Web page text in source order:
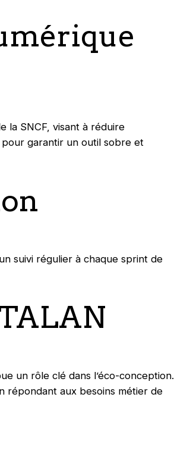
la SNCF, visant à réduire
pour garantir un outil sobre et
suivi régulier à chaque sprint de
un rôle clé dans l’éco-conception.
répondant aux besoins métier de